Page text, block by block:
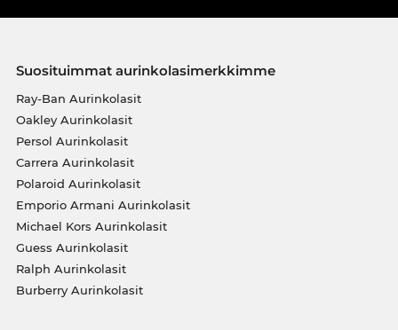
Suosituimmat aurinkolasimerkkimme
Ray-Ban Aurinkolasit
Oakley Aurinkolasit
Persol Aurinkolasit
Carrera Aurinkolasit
Polaroid Aurinkolasit
Emporio Armani Aurinkolasit
Michael Kors Aurinkolasit
Guess Aurinkolasit
Ralph Aurinkolasit
Burberry Aurinkolasit